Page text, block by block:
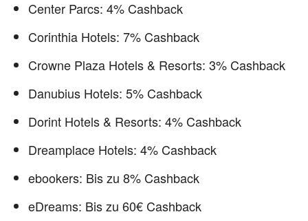
Center Parcs: 4% Cashback
Corinthia Hotels: 7% Cashback
Crowne Plaza Hotels & Resorts: 3% Cashback
Danubius Hotels: 5% Cashback
Dorint Hotels & Resorts: 4% Cashback
Dreamplace Hotels: 4% Cashback
ebookers: Bis zu 8% Cashback
eDreams: Bis zu 60€ Cashback